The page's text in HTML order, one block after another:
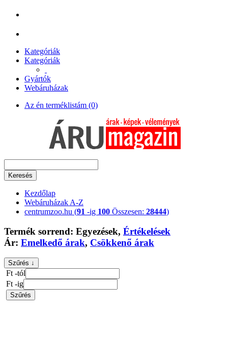
Kategóriák
Kategóriák
Gyártók
Webáruházak
Az én terméklistám (0)
Keresés
Kezdőlap
Webáruházak A-Z
centrumzoo.hu (91 -ig 100 Összesen: 28444)
Termék sorrend: Egyezések, Értékelések
Ár: Emelkedő árak, Csökkenő árak
Szűrés ↓
Ft -tól
Ft -ig
Szűrés